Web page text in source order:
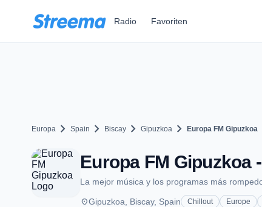
Radio Favoriten
Europa chevron_right Spain chevron_right Biscay chevron_right Gipuzkoa chevron_right Europa FM Gipuzkoa
Europa FM Gipuzkoa
La mejor música y los programas más
placeGipuzkoa, Biscay, Spain Chillout Europe